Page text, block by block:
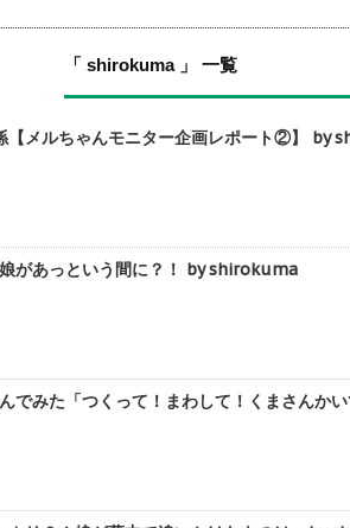
「 shirokuma 」 一覧
【メルちゃんモニター企画レポート②】 by
があっという間に？！ by shirokuma
でみた「つくって！まわして！くまさん